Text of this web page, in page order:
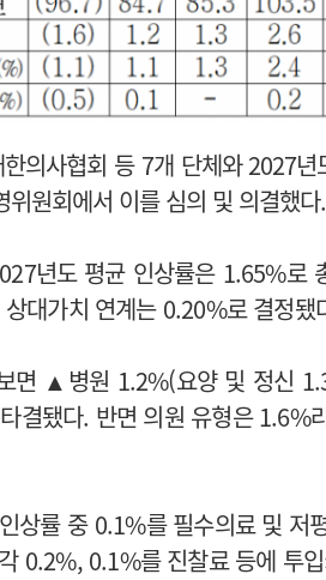
의사협회 등 7개 단체와 2027
원회에서 이를 심의 및 의결했다.
년도 평균 인상률은 1.65%로
대가치 연계는 0.20%로 결정됐
보면 ▲병원 1.2%(요양 및 정
됐다. 반면 의원 유형은 1.6%
상률 중 0.1%를 필수의료 및 저
0.2%, 0.1%를 진찰료 등에 투